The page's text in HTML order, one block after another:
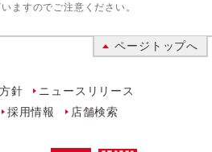
ますのでご注意ください。
ページトップへ
針
ニュースリリース
採用情報 店舗検索